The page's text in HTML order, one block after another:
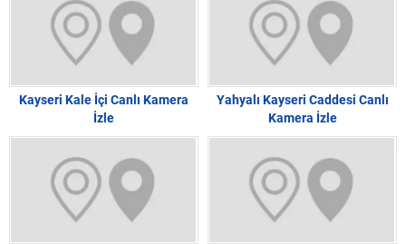
Kayseri Kale İçi Canlı Kamera
İzle
Yahyalı Kayseri Caddesi Canlı
Kamera İzle